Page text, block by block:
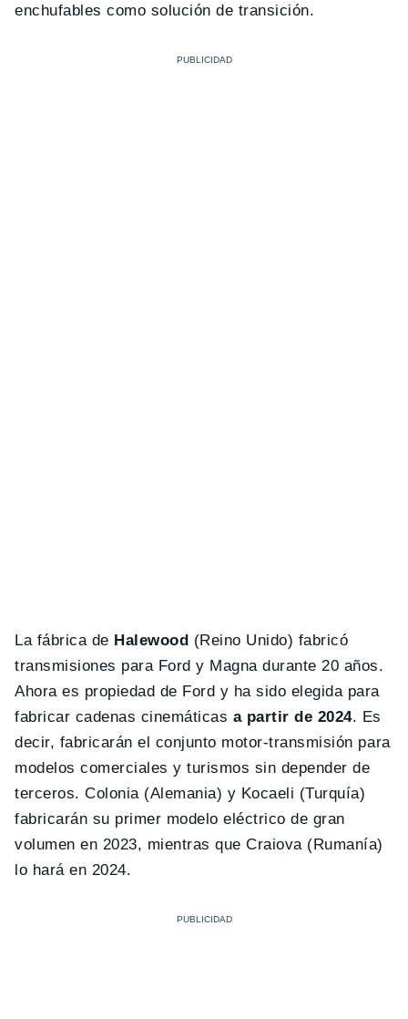
enchufables como solución de transición.
La fábrica de Halewood (Reino Unido) fabricó
transmisiones para Ford y Magna durante 20 años.
Ahora es propiedad de Ford y ha sido elegida para
fabricar cadenas cinemáticas a partir de 2024. Es
decir, fabricarán el conjunto motor-transmisión para
modelos comerciales y turismos sin depender de
terceros. Colonia (Alemania) y Kocaeli (Turquía)
fabricarán su primer modelo eléctrico de gran
volumen en 2023, mientras que Craiova (Rumanía)
lo hará en 2024.